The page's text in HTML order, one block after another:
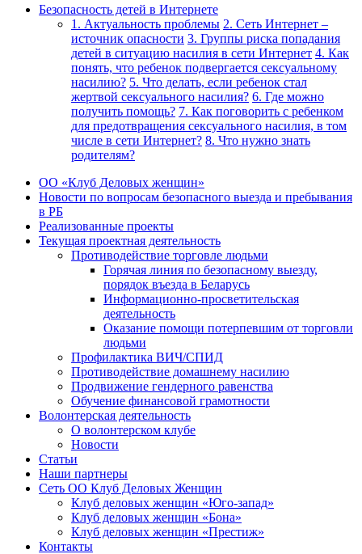
Безопасность детей в Интернете
1. Актуальность проблемы 2. Сеть Интернет –
источник опасности 3. Группы риска попадания
детей в ситуацию насилия в сети Интернет 4. Как
понять, что ребенок подвергается сексуальному
насилию? 5. Что делать, если ребенок стал
жертвой сексуального насилия? 6. Где можно
получить помощь? 7. Как поговорить с ребенком
для предотвращения сексуального насилия, в том
числе в сети Интернет? 8. Что нужно знать
родителям?
ОО «Клуб Деловых женщин»
Новости по вопросам безопасного выезда и пребывания
в РБ
Реализованные проекты
Текущая проектная деятельность
Противодействие торговле людьми
Горячая линия по безопасному выезду,
порядок въезда в Беларусь
Информационно-просветительская
деятельность
Оказание помощи потерпевшим от торговли
людьми
Профилактика ВИЧ/СПИД
Противодействие домашнему насилию
Продвижение гендерного равенства
Обучение финансовой грамотности
Волонтерская деятельность
О волонтерском клубе
Новости
Статьи
Наши партнеры
Сеть ОО Клуб Деловых Женщин
Клуб деловых женщин «Юго-запад»
Клуб деловых женщин «Бона»
Клуб деловых женщин «Престиж»
Контакты